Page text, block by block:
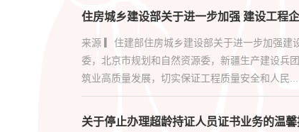
住房城乡建设部关于进一步加强 建设工程
来源 ▎住建部住房城乡建设部关于进一步加强建
委，北京市规划和自然资源委，新疆生产建设兵
筑业高质量发展，切实保证工程质量安全和人民...
关于停止办理超龄持证人员证书业务的温